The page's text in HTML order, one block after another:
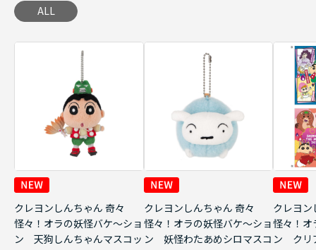
ALL
クレヨンしんちゃん 奇々
怪々！オラの妖怪バケ～ショ
ン 天狗しんちゃんマスコッ
クレヨンしんちゃん 奇々
怪々！オラの妖怪バケ～ショ
ン 妖怪わたあめシロマスコ
クレヨン
怪々！オ
ン クリ